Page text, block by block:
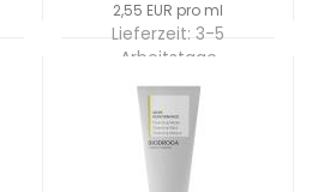
2,55 EUR pro ml
Lieferzeit: 3-5
Arbeitstage